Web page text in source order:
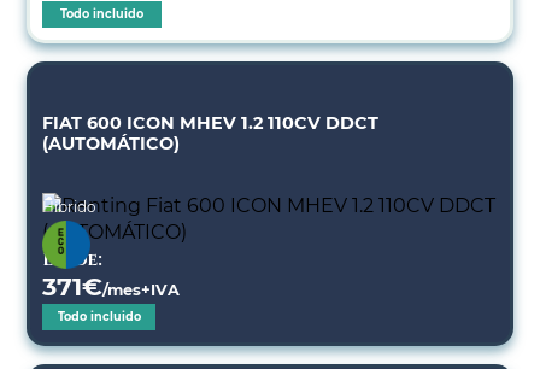
Todo incluido
FIAT 600 ICON MHEV 1.2 110CV DDCT
(AUTOMÁTICO)
Híbrido
Desde:
371€/mes+IVA
Todo incluido